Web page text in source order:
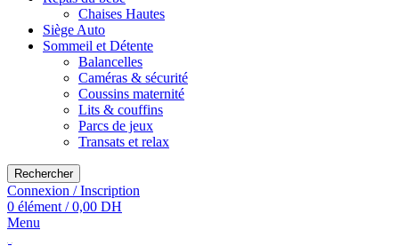
Chaises Hautes
Siège Auto
Sommeil et Détente
Balancelles
Caméras & sécurité
Coussins maternité
Lits & couffins
Parcs de jeux
Transats et relax
Rechercher
Connexion / Inscription
0 élément / 0,00 DH
Menu